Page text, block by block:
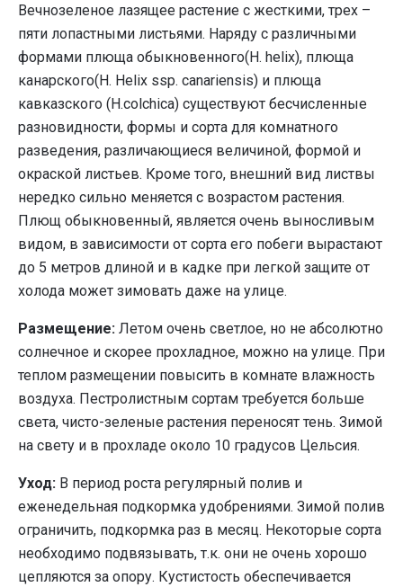
Вечнозеленое лазящее растение с жесткими, трех –
пяти лопастными листьями. Наряду с различными
формами плюща обыкновенного(H. helix), плюща
канарского(H. Helix ssp. canariensis) и плюща
кавказского (H.colchica) существуют бесчисленные
разновидности, формы и сорта для комнатного
разведения, различающиеся величиной, формой и
окраской листьев. Кроме того, внешний вид листвы
нередко сильно меняется с возрастом растения.
Плющ обыкновенный, является очень выносливым
видом, в зависимости от сорта его побеги вырастают
до 5 метров длиной и в кадке при легкой защите от
холода может зимовать даже на улице.
Размещение: Летом очень светлое, но не абсолютно
солнечное и скорее прохладное, можно на улице. При
теплом размещении повысить в комнате влажность
воздуха. Пестролистным сортам требуется больше
света, чисто-зеленые растения переносят тень. Зимой
на свету и в прохладе около 10 градусов Цельсия.
Уход: В период роста регулярный полив и
еженедельная подкормка удобрениями. Зимой полив
ограничить, подкормка раз в месяц. Некоторые сорта
необходимо подвязывать, т.к. они не очень хорошо
цепляются за опору. Кустистость обеспечивается